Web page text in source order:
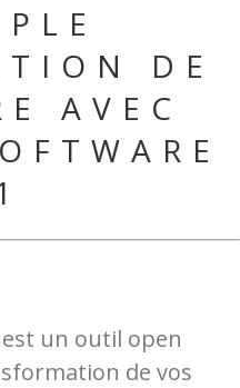
DE
AVEC
un outil open
de vos